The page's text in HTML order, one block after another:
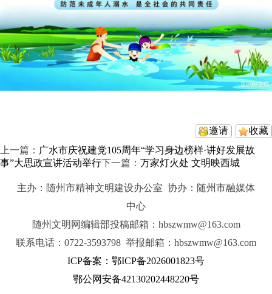
收藏
邀请
上一篇： 广水市庆祝建党105周年“学习身边榜样·讲好发展故
事”大思政宣讲活动举行下一篇： 万家灯火处 文明映西城
主办：随州市精神文明建设办公室 协办：随州市融媒体
中心
随州文明网编辑部投稿邮箱：hbszwmw@163.com
联系电话：0722-3593798 举报邮箱：hbszwmw@163.com
ICP备案：鄂ICP备2026001823号
鄂公网安备42130202448220号